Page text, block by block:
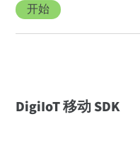
开始
DigiIoT 移动 SDK